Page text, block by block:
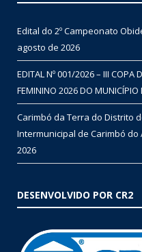
Edital do 2º Campeonato
agosto de 2026
EDITAL Nº 001/2026 – III COPA
FEMININO 2026 DO MUNICÍPIO
Carimbó da Terra do Distrito
Intermunicipal de Carimbó do
2026
DESENVOLVIDO POR CR2